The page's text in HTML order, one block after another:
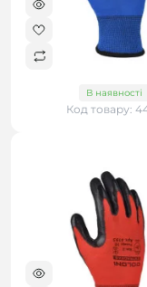
В наявності
Код товару: